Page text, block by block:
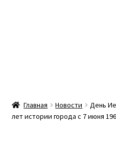
Компания
Главная Новости
День
лет истории города с 7 июня